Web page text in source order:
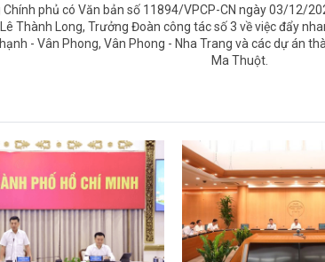
Chính phủ có Văn bản số 11894/VPCP-CN ngày 03/12/
Thành Long, Trưởng Đoàn công tác số 3 về việc đẩy
- Vân Phong, Vân Phong - Nha Trang và các dự án
Ma Thuột.